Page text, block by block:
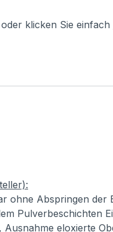
oder klicken Sie einfach
ohne Abspringen
Pulverbeschichten
eloxierte